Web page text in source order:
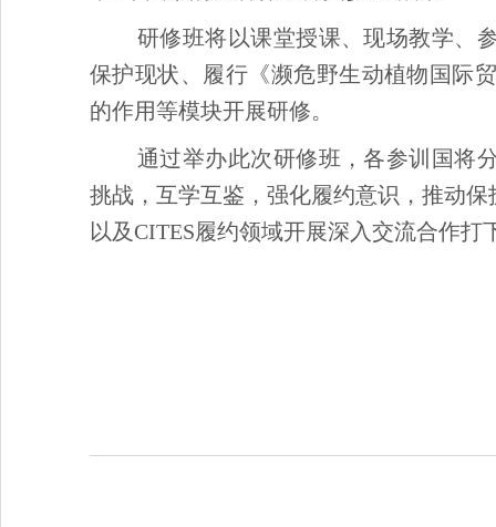
研修班将以课堂授课、现场教学、
保护现状、履行《濒危野生动植物国际
的作用等模块开展研修。
通过举办此次研修班，各参训国将
挑战，互学互鉴，强化履约意识，推动
以及CITES履约领域开展深入交流合作打